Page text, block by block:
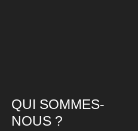
QUI SOMMES-
NOUS ?